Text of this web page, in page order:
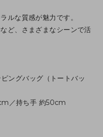
ルな質感が魅力です。
ど、さまざまなシーンで活
ングバッグ（トートバッ
／持ち手 約50cm